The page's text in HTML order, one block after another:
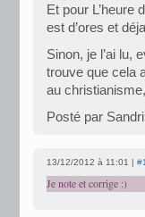
Et pour L’heure
est d’ores et
Sinon, je l’ai lu,
trouve que cela
au
Posté par
13/12/2012 à 11:01 |
Je note et corrige :)